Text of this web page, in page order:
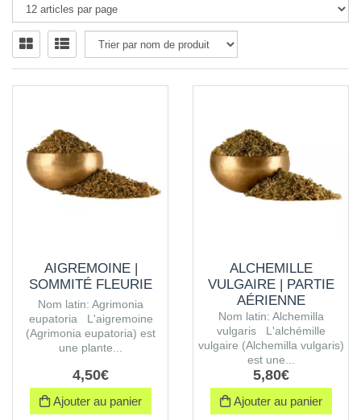
AIGREMOINE |
SOMMITÉ FLEURIE
Nom latin: Agrimonia
eupatoria L'aigremoine
(Agrimonia eupatoria) est
une plante...
4,50€
Ajouter au panier
ALCHEMILLE
VULGAIRE | PARTIE
AÉRIENNE
Nom latin: Alchemilla
vulgaris L'alchémille
vulgaire (Alchemilla vulgaris)
est une...
5,80€
Ajouter au panier